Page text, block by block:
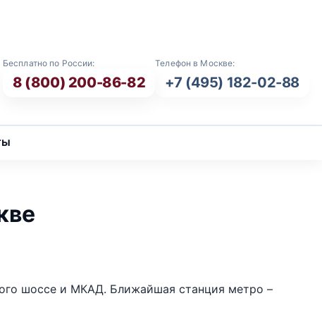
Бесплатно по России:
8 (800) 200-86-82
Телефон в Москве:
+7 (495) 182-02-88
шоссе и МКАД. Ближайшая станция метро –